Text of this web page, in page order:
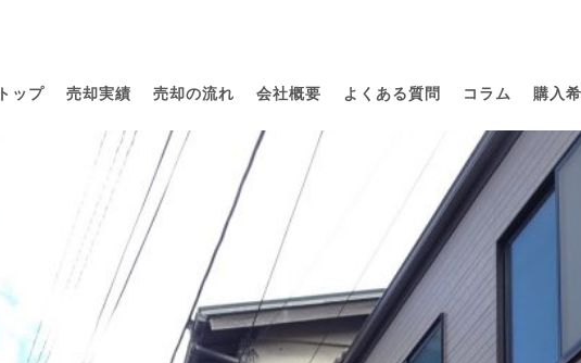
トップ 売却実績 売却の流れ 会社概要 よくある質問 コラム 購入